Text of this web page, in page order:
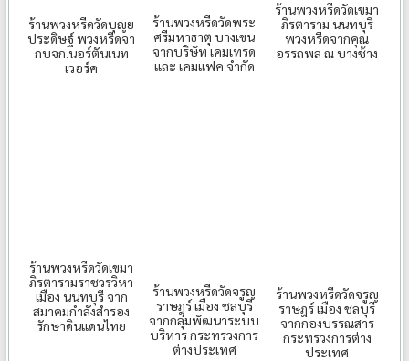
ร้านพวงหรีดวัดบุญย
ประดิษฐ์ พวงหรีดจา
กบจก.นอร์ตันเนท
เวอร์ค
ร้านพวงหรีดวัดพระ
ศรีมหาธาตุ บางเขน
จากบริษัท เคมเทรด
และ เคมแฟค จำกัด
ร้านพวงหรีดวัดเขมา
ภิรตาราม นนทบุรี
พวงหรีดจากคุณ
อรรถพล ณ บางช้าง
ร้านพวงหรีดวัดเขมา
ภิรตารามราชวรวิหา
เมือง นนทบุรี จาก
สมาคมกำลังสำรอง
รักษาดินแดนไทย
ร้านพวงหรีดวัดจรูญ
ราษฎร์ เมือง ชลบุรี
จากกลุ่มพัฒนาระบบ
บริหาร กระทรวงการ
ต่างประเทศ
ร้านพวงหรีดวัดจรูญ
ราษฎร์ เมือง ชลบุรี
จากกองบรรณสาร
กระทรวงการต่าง
ประเทศ